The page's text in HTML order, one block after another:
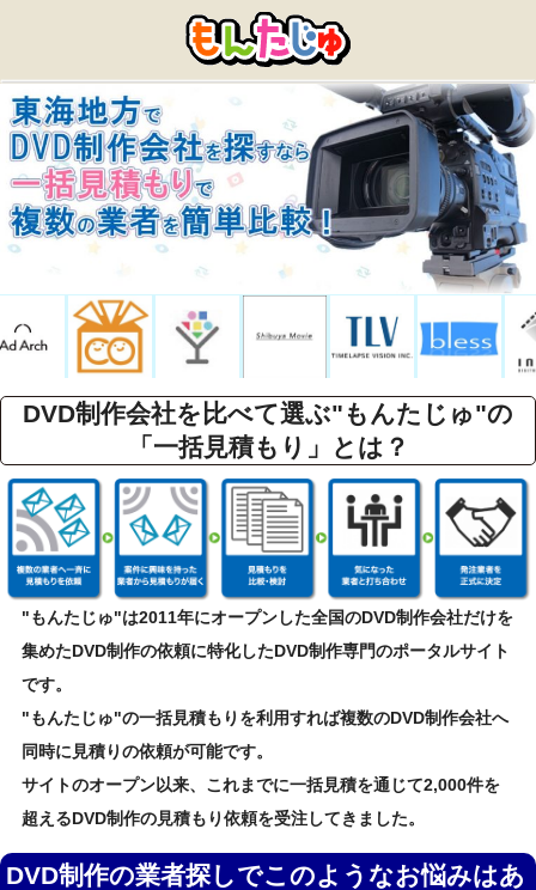
DVD制作会社を比べて選ぶ"もんたじゅ"の
「一括見積もり」とは？
"もんたじゅ"は2011年にオープンした全国のDVD制作会社だけを
集めたDVD制作の依頼に特化したDVD制作専門のポータルサイト
です。
"もんたじゅ"の一括見積もりを利用すれば複数のDVD制作会社へ
同時に見積りの依頼が可能です。
サイトのオープン以来、これまでに一括見積を通じて2,000件を
超えるDVD制作の見積もり依頼を受注してきました。
DVD制作の業者探しでこのようなお悩みはあ